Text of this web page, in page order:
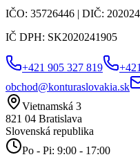
IČO: 35726446 | DIČ:
IČ DPH: SK2020241905
+421 905 327 819
obchod@konturaslovakia.sk
Vietnamská 3
821 04 Bratislava
Slovenská republika
Po - Pi: 9:00 - 17:00